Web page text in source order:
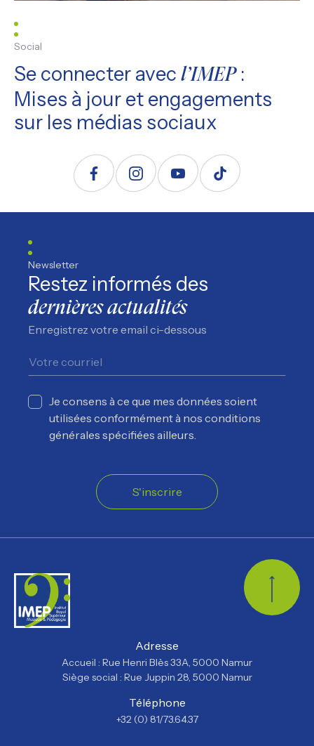
Social
Se connecter avec l’IMEP:
Mises à jour et engagements
sur les médias sociaux
Newsletter
Restez informés des
dernières actualités
Enregistrez votre email ci-dessous
Je consens à ce que mes données soient
utilisées conformément à nos conditions
générales spécifiées ailleurs.
S'inscrire
Adresse
Accueil : Rue Henri Blès 33A, 5000 Namur
Siège social : Rue Juppin 28, 5000 Namur
Téléphone
+32 (0) 81/73.64.37